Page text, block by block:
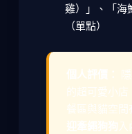
雞）」、「海
（單點）
個人評價：
的超可愛小
餐區與貓空
迎牽繩狗狗